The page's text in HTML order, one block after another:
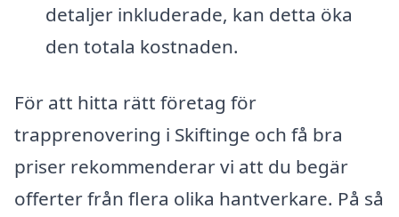
detaljer inkluderade, kan detta öka
den totala kostnaden.
För att hitta rätt företag för
trapprenovering i Skiftinge och få bra
priser rekommenderar vi att du begär
offerter från flera olika hantverkare. På så